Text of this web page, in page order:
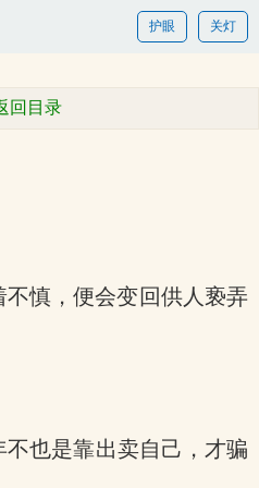
关灯
护眼
回目录
慎，便会变回供人亵弄
也是靠出卖自己，才骗